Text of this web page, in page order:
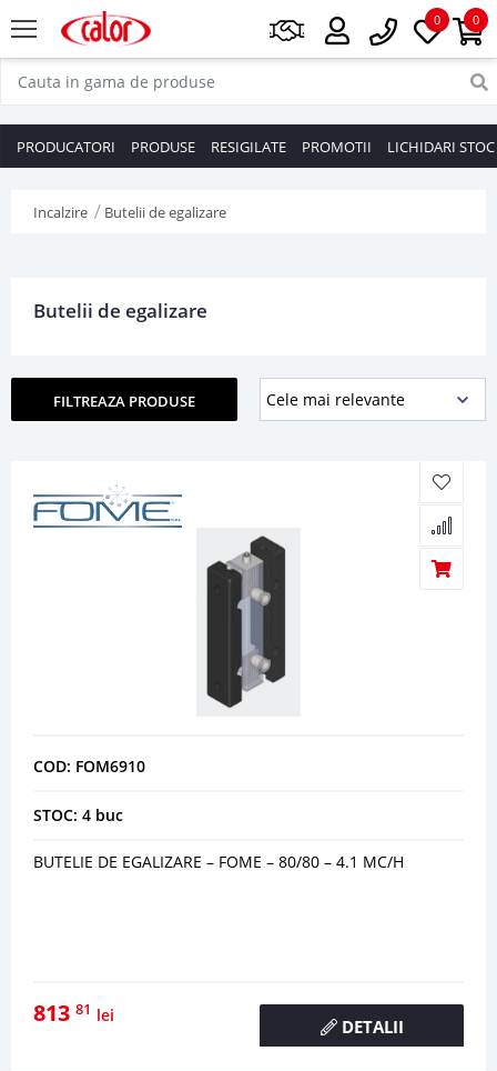
0
0
PRODUCATORI PRODUSE RESIGILATE PROMOTII LICHIDARI STOC
Incalzire Butelii de egalizare
Butelii de egalizare
FILTREAZA PRODUSE
COD: FOM6910
STOC: 4 buc
BUTELIE DE EGALIZARE – FOME – 80/80 – 4.1 MC/H
813 81 lei
DETALII